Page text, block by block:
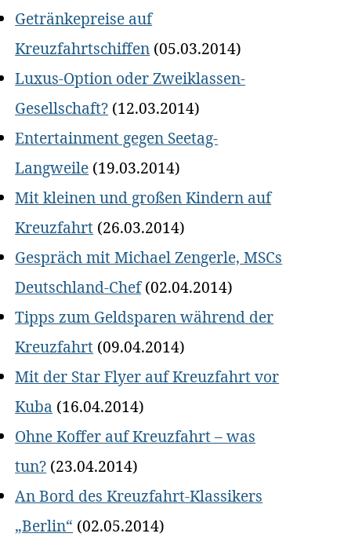
Getränkepreise auf
Kreuzfahrtschiffen (05.03.2014)
Luxus-Option oder Zweiklassen-
Gesellschaft? (12.03.2014)
Entertainment gegen Seetag-
Langweile (19.03.2014)
Mit kleinen und großen Kindern auf
Kreuzfahrt (26.03.2014)
Gespräch mit Michael Zengerle, MSCs
Deutschland-Chef(02.04.2014)
Tipps zum Geldsparen während der
Kreuzfahrt (09.04.2014)
Mit der Star Flyer auf Kreuzfahrt vor
Kuba (16.04.2014)
Ohne Koffer auf Kreuzfahrt – was
tun? (23.04.2014)
An Bord des Kreuzfahrt-Klassikers
„Berlin“ (02.05.2014)